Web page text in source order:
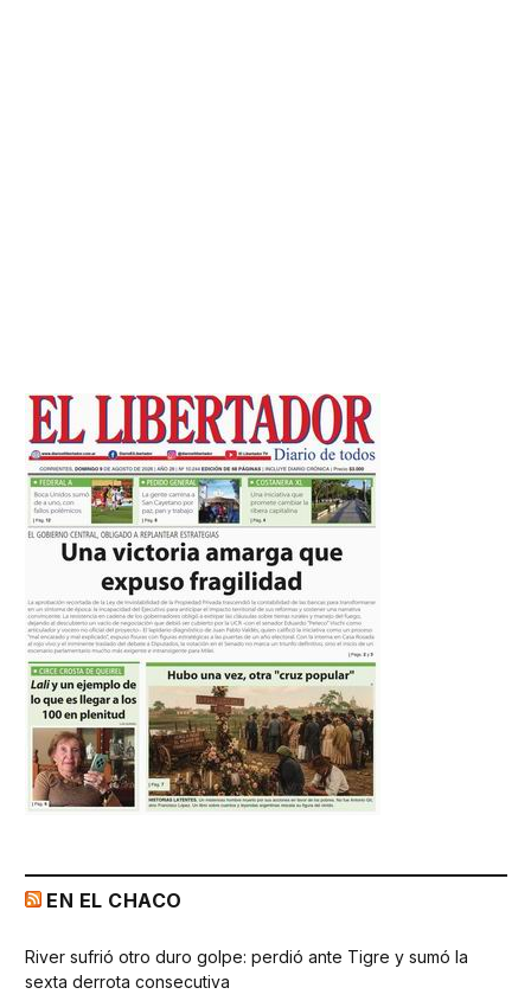
EN EL CHACO
River sufrió otro duro golpe: perdió ante Tigre y sumó la
sexta derrota consecutiva